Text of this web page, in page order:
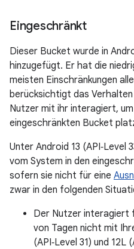
Eingeschränkt
Dieser Bucket wurde in
hinzugefügt. Er hat die
meisten Einschränkungen
berücksichtigt das
Nutzer mit ihr interagiert,
eingeschränkten Bucket
Unter Android 13 (API‑Level
vom System in den
sofern sie nicht für eine
zwar in den folgenden
Der Nutzer interagiert
von Tagen nicht mit
(API‑Level 31) und 12L